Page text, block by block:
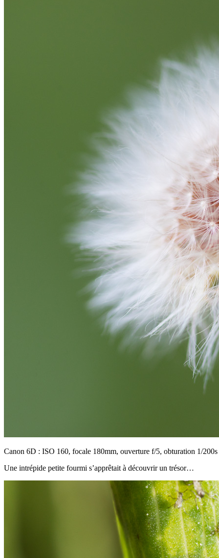
Canon 6D : ISO 160, focale 180mm, ouverture f/5, obturation 1/200s
Une intrépide petite fourmi s’apprêtait à découvrir un trésor…